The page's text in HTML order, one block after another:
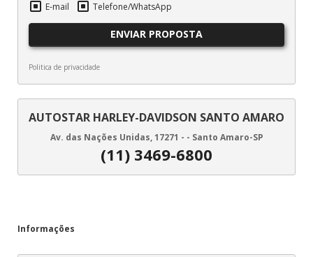
E-mail
Telefone/WhatsApp
ENVIAR PROPOSTA
Politica de privacidade
AUTOSTAR HARLEY-DAVIDSON SANTO AMARO
Av. das Nações Unidas, 17271 - - Santo Amaro-SP
(11) 3469-6800
Informações